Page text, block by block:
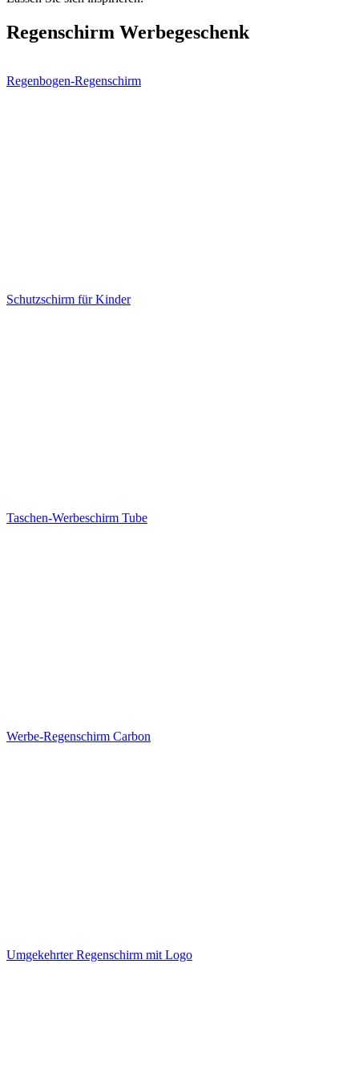
Regenschirm Werbegeschenk
Regenbogen-Regenschirm
Schutzschirm für Kinder
Taschen-Werbeschirm Tube
Werbe-Regenschirm Carbon
Umgekehrter Regenschirm mit Logo